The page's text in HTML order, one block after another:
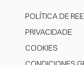
POLÍTICA DE
PRIVACIDADE
COOKIES